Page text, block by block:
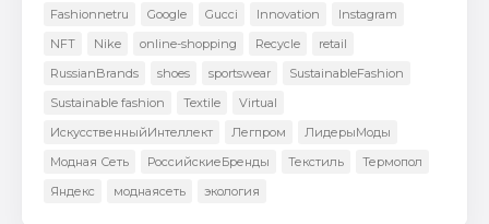
Fashionnetru
Google Gucci Innovation
Instagram
NFT
Nike online-shopping Recycle
retail
RussianBrands
shoes sportswear
SustainableFashion
Sustainable fashion
Textile
Virtual
ИскусственныйИнтеллект
Легпром
ЛидерыМоды
Модная Сеть
РоссийскиеБренды Текстиль
Термопол
Яндекс
моднаясеть экология